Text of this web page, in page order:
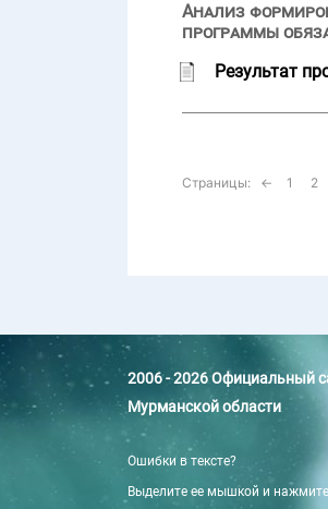
Анализ
программы
Результат
Страницы: ← 1 2
2006 - 2026 Официальный
Мурманской области
Ошибки в тексте?
Выделите ее мышкой и